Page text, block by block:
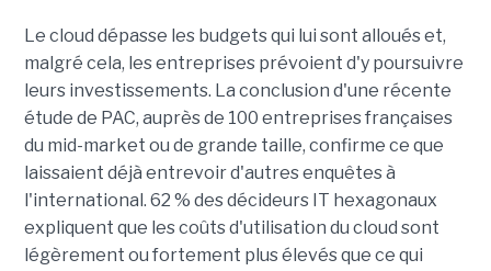
Le cloud dépasse les budgets qui lui sont alloués et,
malgré cela, les entreprises prévoient d'y poursuivre
leurs investissements. La conclusion d'une récente
étude de PAC, auprès de 100 entreprises françaises
du mid-market ou de grande taille, confirme ce que
laissaient déjà entrevoir d'autres enquêtes à
l'international. 62 % des décideurs IT hexagonaux
expliquent que les coûts d'utilisation du cloud sont
légèrement ou fortement plus élevés que ce qui